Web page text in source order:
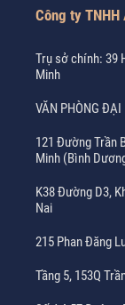
Công ty TNHH
Trụ sở chính: 39
Minh
VĂN PHÒNG ĐẠI
121 Đường Trần
Minh (Bình
K38 Đường D3,
Nai
215 Phan Đăng
Tầng 5, 153Q